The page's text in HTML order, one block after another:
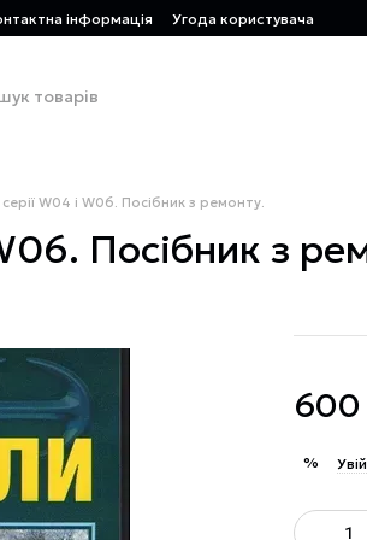
інформація Угода користувача
W04 і W06. Посібник з ремонту.
Посібник з
600
%